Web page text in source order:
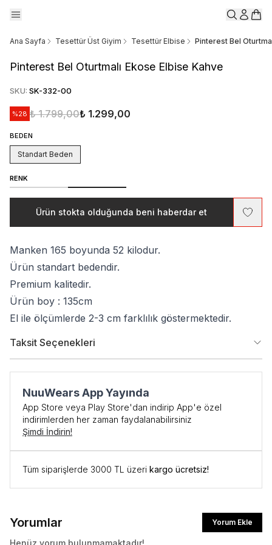
Ana Sayfa Tesettür Üst Giyim Tesettür Elbise Pinterest Bel
Pinterest Bel Oturtmalı Ekose Elbise Kahve
SKU: SK-332-00
%28 ₺ 1.799,00₺ 1.299,00
BEDEN
Standart Beden
RENK
Ürün stokta olduğunda beni haberdar et
Manken 165 boyunda 52 kilodur.
Ürün standart bedendir.
Premium kalitedir.
Ürün boy : 135cm
El ile ölçümlerde 2-3 cm farklılık göstermektedir.
Taksit Seçenekleri
NuuWears App Yayında
App Store veya Play Store'dan indirip App'e özel
indirimlerden her zaman faydalanabilirsiniz
Şimdi İndirin!
Tüm siparişlerde 3000 TL üzeri kargo ücretsiz!
Yorumlar Yorum Ekle
Henüz yorum bulunmamaktadır!
İlk Siparişe Özel